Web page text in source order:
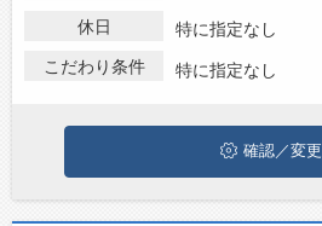
ジョブズゴーについて
会社概要
職種に応募してみてくださいね。
休日
特に指定なし
こだわり条件
特に指定なし
確認／変更